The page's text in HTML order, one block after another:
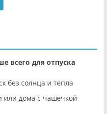
всего для отпуска
без солнца и тепла
или дома с чашечкой